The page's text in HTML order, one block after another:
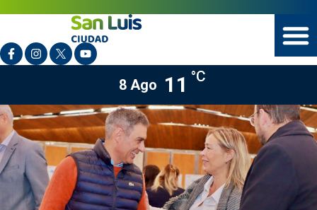
8 Ago 11 °C